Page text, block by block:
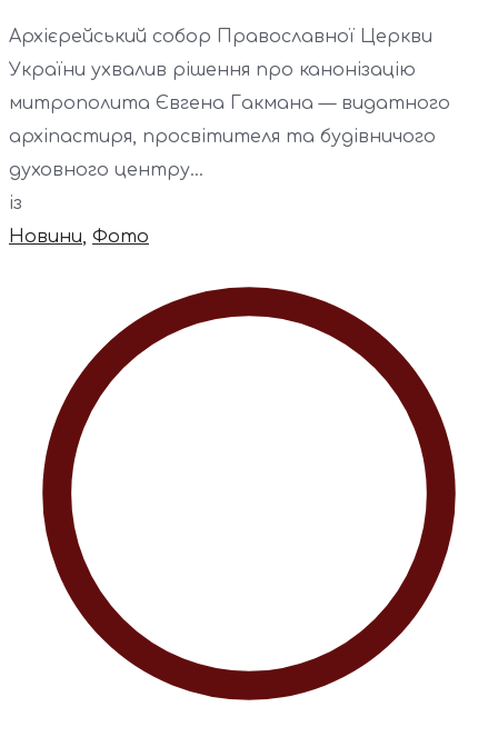
Архієрейський собор Православної Церкви
України ухвалив рішення про канонізацію
митрополита Євгена Гакмана — видатного
архіпастиря, просвітителя та будівничого
духовного центру...
із
Новини, Фото